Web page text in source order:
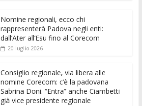
l s
A
p
p
ss
e
n
er
di
t
k
e
dI
di
vi
Nomine regionali, ecco chi
rappresenterà Padova negli enti:
dall’Ater all’Esu fino al Corecom
20 luglio 2026
Consiglio regionale, via libera alle
nomine Corecom: c’è la padovana
Sabrina Doni. “Entra” anche Ciambetti
già vice presidente regionale